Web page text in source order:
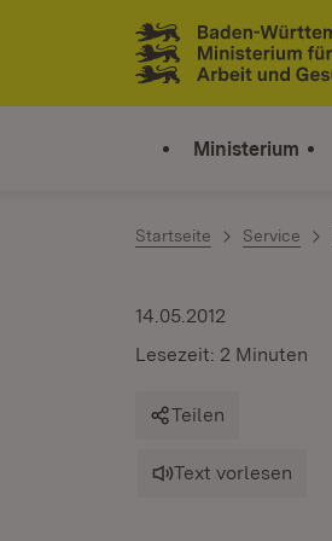
Zum Inhalt springen
Link zur Startseite
Ministerium
Startseite Service
14.05.2012
Lesezeit: 2 Minuten
Teilen
Text vorlesen